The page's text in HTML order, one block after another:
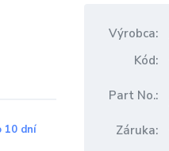
10 dní
Výrobca
Kód
Part No.
Záruka